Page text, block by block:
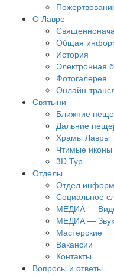
О Лавре
Общая
История
Электронная
Фотогалерея
Онлайн-
Святыни
Ближние
Дальние
Храмы Лавры
Чтимые иконы
3D Тур
Отделы
Отдел
Социальное
МЕДИА —
МЕДИА —
Мастерские
Вакансии
Контакты
Вопросы и ответы